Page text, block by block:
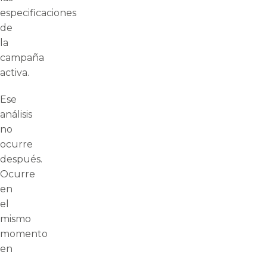
especificaciones
de
la
campaña
activa.
Ese
análisis
no
ocurre
después.
Ocurre
en
el
mismo
momento
en